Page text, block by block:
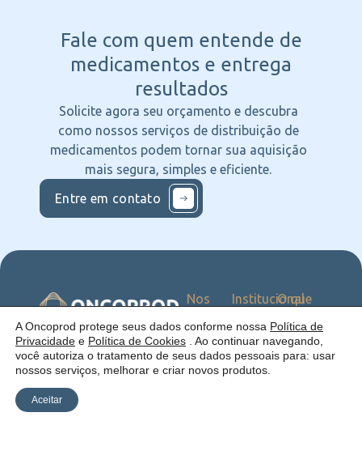
Fale com quem entende de
medicamentos e entrega
resultados
Solicite agora seu orçamento e descubra
como nossos serviços de distribuição de
medicamentos podem tornar sua aquisição
mais segura, simples e eficiente.
Entre em contato
Uma empresa:
Institucional
somos
Como
atuamos
Estrutura
Blog
O que
Serviços
Catálogo
Nos
nas
Redes
A Oncoprod protege seus dados conforme nossa Política de
Privacidade e Política de Cookies . Ao continuar navegando,
você autoriza o tratamento de seus dados pessoais para: usar
nossos serviços, melhorar e criar novos produtos.
Aceitar